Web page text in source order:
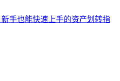
新手也能快速上手的资产划转指